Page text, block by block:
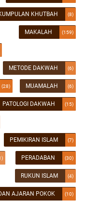
KHUTBAH (8)
MAKALAH (159)
METODE DAKWAH (6)
(28) MUAMALAH (6)
PATOLOGI DAKWAH (15)
PEMIKIRAN ISLAM (7)
PERADABAN (30)
RUKUN ISLAM (4)
AJARAN POKOK (10)